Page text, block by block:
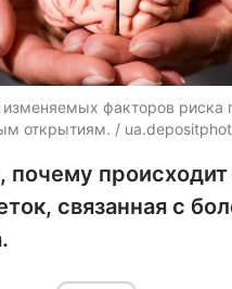
факторов риска
открытиям. /
почему происходит
связанная с